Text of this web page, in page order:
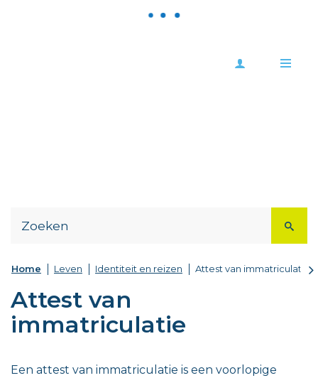
content
Meld
Home Leven Identiteit en reizen Attest van immatriculatie
Attest van
immatriculatie
Een attest van immatriculatie is een voorlopige